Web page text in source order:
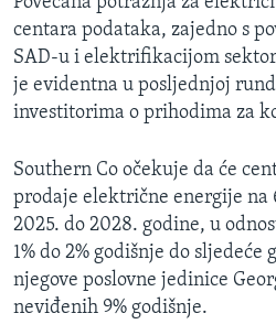
centara podataka, zajedno s
SAD-u i elektrifikacijom
je evidentna u posljednjoj
investitorima o prihodima za
Southern Co očekuje da će
prodaje električne energije na
2025. do 2028. godine, u
1% do 2% godišnje do sljedeće
njegove poslovne jedinice
neviđenih 9% godišnje.